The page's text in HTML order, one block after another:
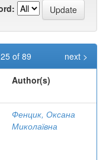
of 89
next >
Author(s)
Фенцик, Оксана
Миколаївна